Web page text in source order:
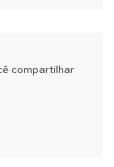
compartilhar